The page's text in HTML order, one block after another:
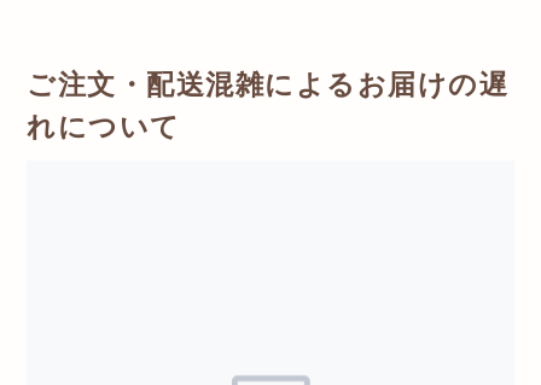
ご注文・配送混雑によるお届けの遅
れについて